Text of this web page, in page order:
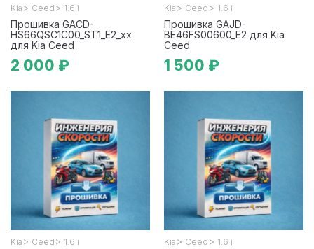
Kia > Ceed > 1.6 i
Прошивка GACD-
HS66QSC1C00_ST1_E2_xx
для Kia Ceed
2 000 ₽
Kia > Ceed > 1.6 i
Прошивка GAJD-
BE46FS00600_E2 для Kia
Ceed
1 500 ₽
Kia > Ceed > 1.6 i Kia > Ceed > 1.6 i